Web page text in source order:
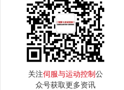
关注伺服与运动控制公
众号获取更多资讯